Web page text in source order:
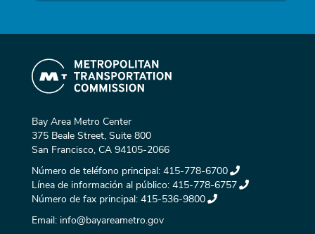
Bay Area Metro Center
375 Beale Street, Suite 800
San Francisco, CA 94105-2066
Número de teléfono principal: 415-778-6700
Línea de información al público: 415-778-6757
Número de fax principal: 415-536-9800
Email: info@bayareametro.gov